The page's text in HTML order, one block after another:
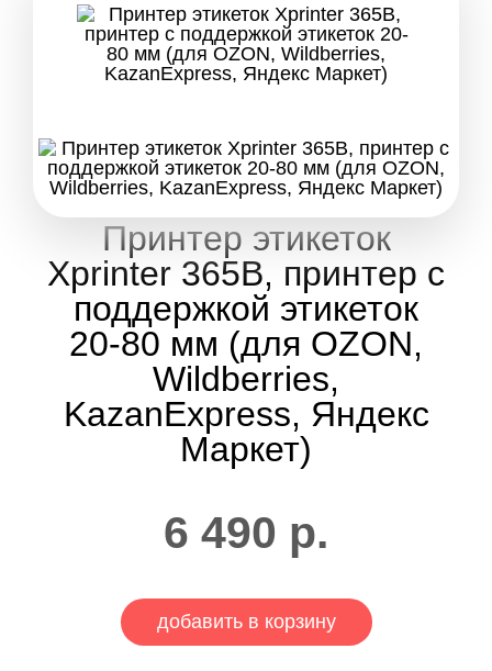
Принтер этикеток
Xprinter 365B, принтер с
поддержкой этикеток
20-80 мм (для OZON,
Wildberries,
KazanExpress, Яндекс
Маркет)
6 490 р.
добавить в корзину